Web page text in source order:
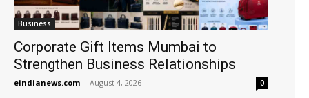
Business
Corporate Gift Items Mumbai to
Strengthen Business Relationships
eindianews.com - August 4, 2026 0